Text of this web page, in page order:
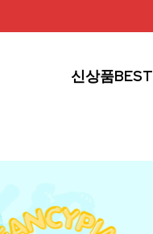
신상품BEST